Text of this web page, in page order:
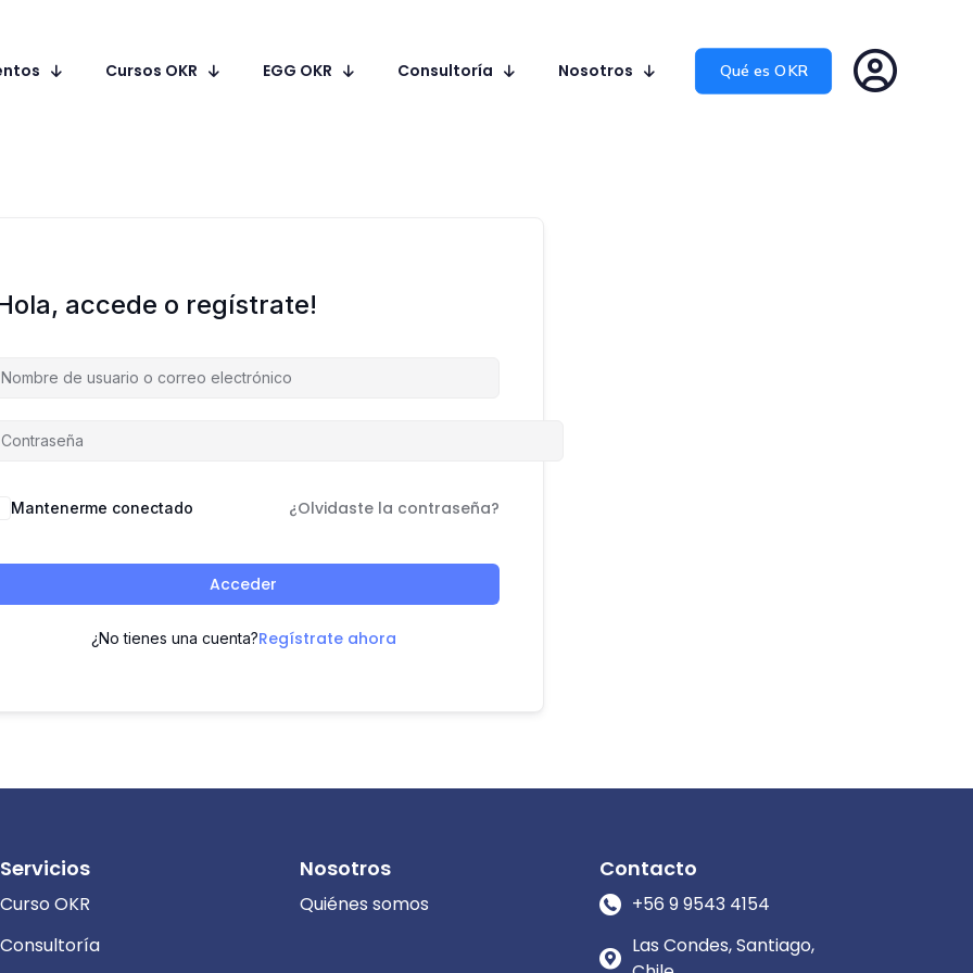
Cursos OKR EGG OKR Consultoría Nosotros Qué es OKR
accede o regístrate!
Mantenerme conectado ¿Olvidaste la contraseña?
Acceder
¿No tienes una cuenta?Regístrate ahora
Servicios
Curso OKR
Consultoría
Nosotros
Quiénes somos
Contacto
+56 9 9543 4154
Las Condes, Santiago,